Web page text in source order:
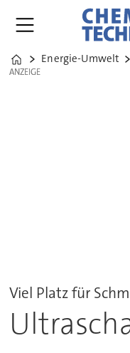
Home
Energie-Umwelt
ANZEIGE
ANZEIGE
Viel Platz für